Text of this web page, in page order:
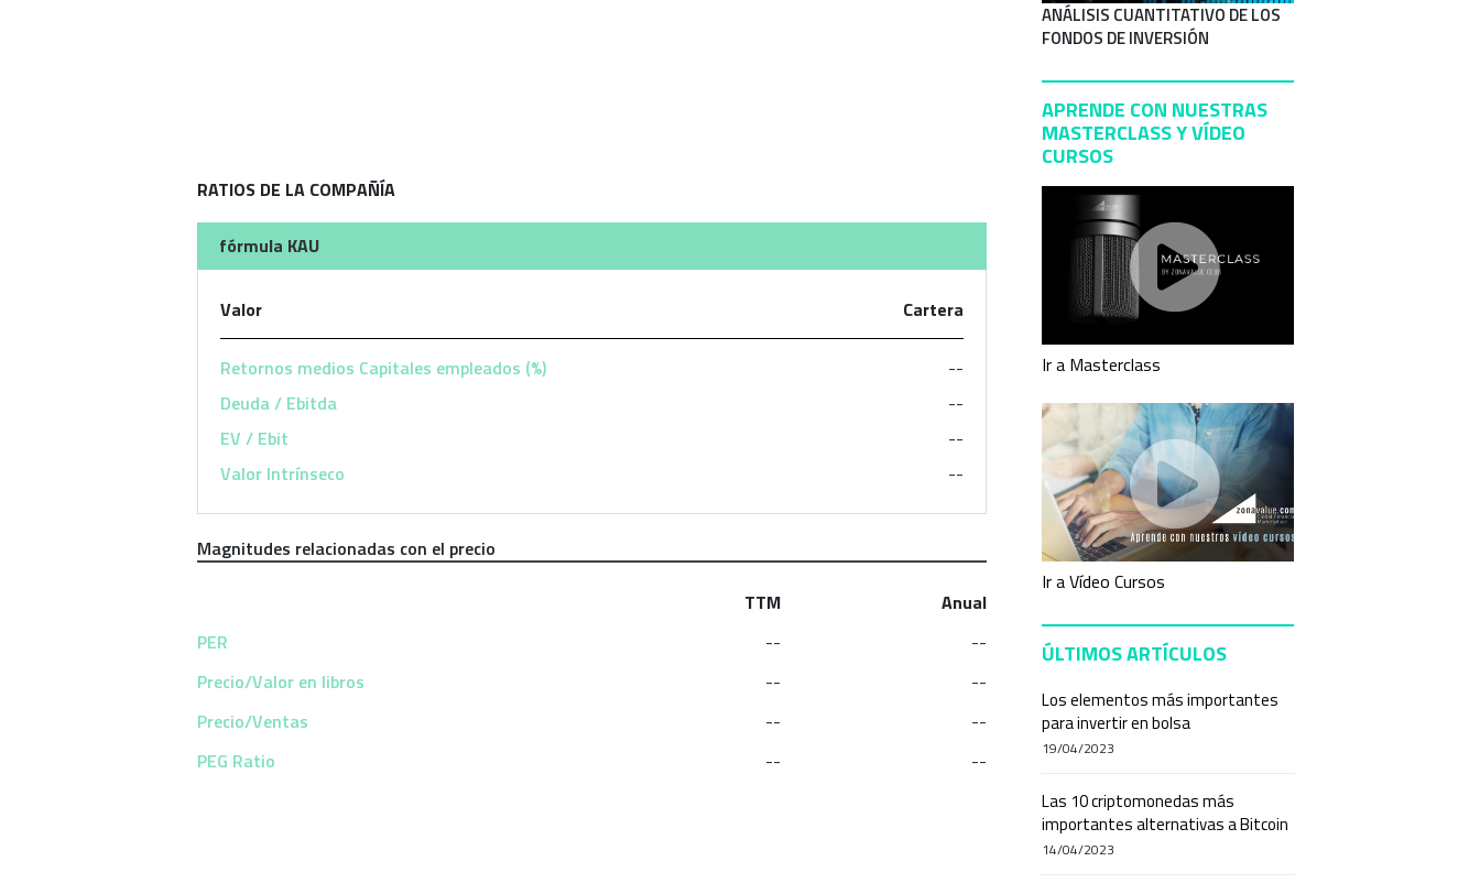
RATIOS DE LA COMPAÑÍA
fórmula KAU
Valor Cartera
Retornos medios Capitales empleados (%)
--
Deuda / Ebitda
--
EV / Ebit
--
Valor Intrínseco
--
Magnitudes relacionadas con el precio
TTM
Anual
PER
--
--
Precio/Valor en libros
--
--
Precio/Ventas
--
--
PEG Ratio
-- --
ANÁLISIS CUANTITATIVO DE LOS
FONDOS DE INVERSIÓN
APRENDE CON NUESTRAS
MASTERCLASS Y VÍDEO
CURSOS
Ir a Masterclass
Ir a Vídeo Cursos
ÚLTIMOS ARTÍCULOS
Los elementos más importantes
para invertir en bolsa
19/04/2023
Las 10 criptomonedas más
importantes alternativas a Bitcoin
14/04/2023